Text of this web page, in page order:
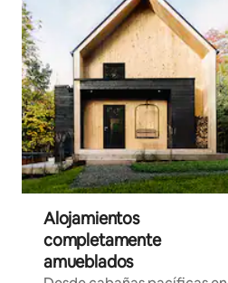
Alojamientos
completamente
amueblados